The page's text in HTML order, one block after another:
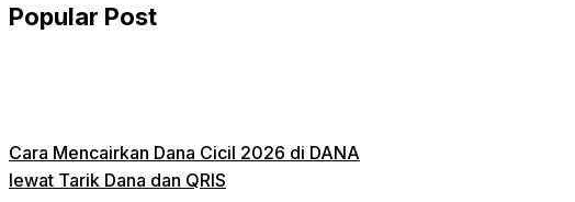
Popular Post
Cara Mencairkan Dana Cicil 2026 di DANA
lewat Tarik Dana dan QRIS